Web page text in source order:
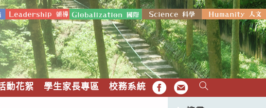
動花絮 學生家長專區 校務系統 FB EMAIL